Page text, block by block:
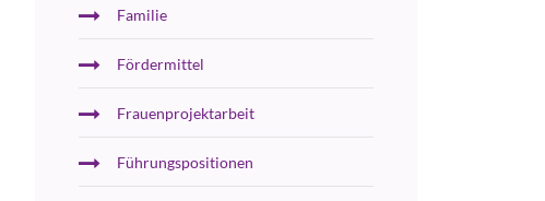
Familie
Fördermittel
Frauenprojektarbeit
Führungspositionen